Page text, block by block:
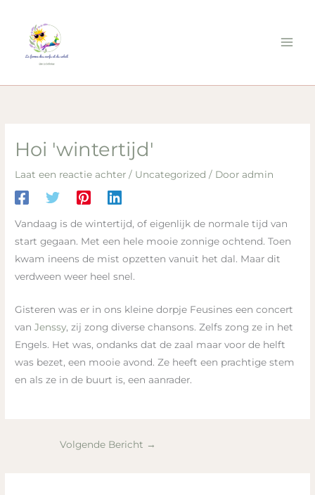
inhoud
Hoi 'wintertijd'
Laat een reactie achter / Uncategorized / Door admin
Vandaag is de wintertijd, of eigenlijk de normale tijd van
start gegaan. Met een hele mooie zonnige ochtend. Toen
kwam ineens de mist opzetten vanuit het dal. Maar dit
verdween weer heel snel.
Gisteren was er in ons kleine dorpje Feusines een concert
vanJenssy, zij zong diverse chansons. Zelfs zong ze in het
Engels. Het was, ondanks dat de zaal maar voor de helft
was bezet, een mooie avond. Ze heeft een prachtige stem
en als ze in de buurt is, een aanrader.
Volgende Bericht →